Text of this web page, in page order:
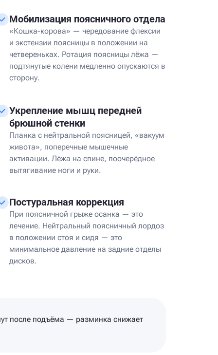
Мобилизация поясничного отдела
«Кошка-корова» — чередование флексии
и экстензии поясницы в положении на
четвереньках. Ротация поясницы лёжа —
подтянутые колени медленно опускаются в
сторону.
Укрепление мышц передней
брюшной стенки
Планка с нейтральной поясницей, «вакуум
живота», поперечные мышечные
активации. Лёжа на спине, поочерёдное
вытягивание ноги и руки.
Постуральная коррекция
При поясничной грыже осанка — это
лечение. Нейтральный поясничный лордоз
в положении стоя и сидя — это
минимальное давление на задние отделы
дисков.
после подъёма — разминка снижает